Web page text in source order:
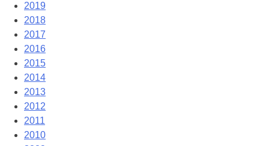
2019
2018
2017
2016
2015
2014
2013
2012
2011
2010